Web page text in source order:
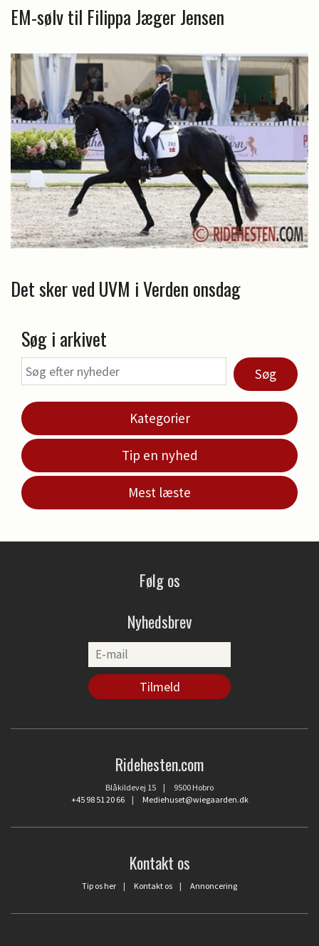
EM-sølv til Filippa Jæger Jensen
Det sker ved UVM i Verden onsdag
Søg i arkivet
Søg
Kategorier
Tip en nyhed
Mest læste
Følg os
Nyhedsbrev
Ridehesten.com
Blåkildevej 15 | 9500 Hobro
+45 98 51 20 66| Mediehuset@wiegaarden.dk
Kontakt os
Tip os her | Kontakt os | Annoncering